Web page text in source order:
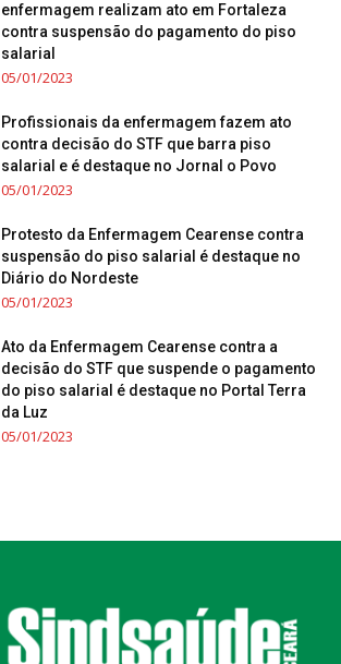
enfermagem realizam ato em Fortaleza
contra suspensão do pagamento do piso
salarial
05/01/2023
Profissionais da enfermagem fazem ato
contra decisão do STF que barra piso
salarial e é destaque no Jornal o Povo
05/01/2023
Protesto da Enfermagem Cearense contra
suspensão do piso salarial é destaque no
Diário do Nordeste
05/01/2023
Ato da Enfermagem Cearense contra a
decisão do STF que suspende o pagamento
do piso salarial é destaque no Portal Terra
da Luz
05/01/2023